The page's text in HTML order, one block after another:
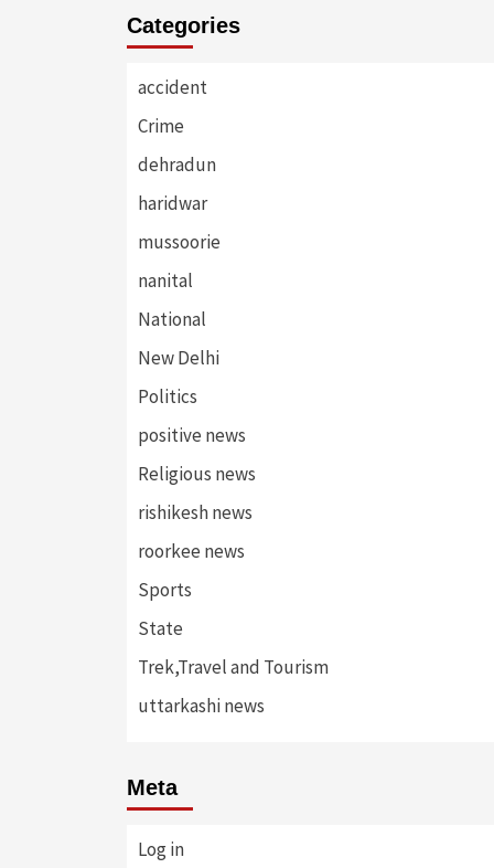
Categories
accident
Crime
dehradun
haridwar
mussoorie
nanital
National
New Delhi
Politics
positive news
Religious news
rishikesh news
roorkee news
Sports
State
Trek,Travel and Tourism
uttarkashi news
Meta
Log in